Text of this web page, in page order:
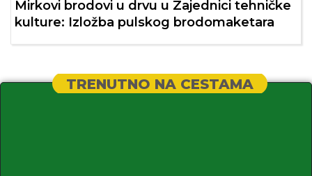
Mirkovi brodovi u drvu u Zajednici tehničke
kulture: Izložba pulskog brodomaketara
TRENUTNO NA CESTAMA